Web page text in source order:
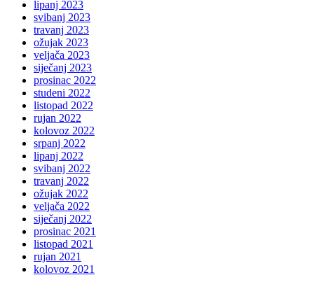
lipanj 2023
svibanj 2023
travanj 2023
ožujak 2023
veljača 2023
siječanj 2023
prosinac 2022
studeni 2022
listopad 2022
rujan 2022
kolovoz 2022
srpanj 2022
lipanj 2022
svibanj 2022
travanj 2022
ožujak 2022
veljača 2022
siječanj 2022
prosinac 2021
listopad 2021
rujan 2021
kolovoz 2021